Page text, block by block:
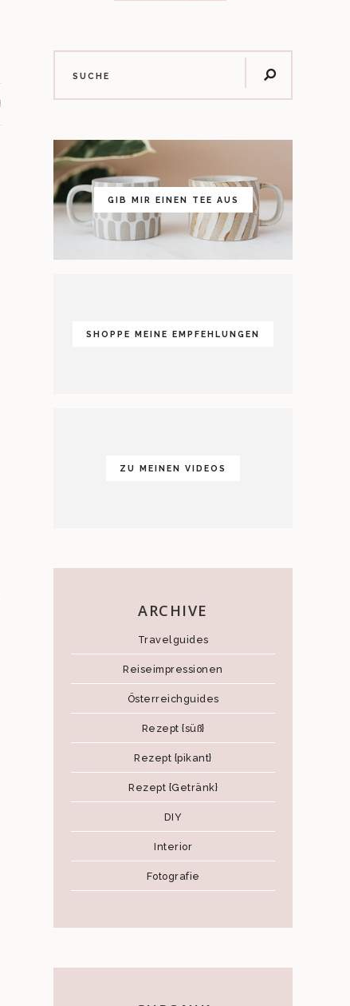
GIB MIR EINEN TEE AUS
SHOPPE MEINE EMPFEHLUNGEN
ZU MEINEN VIDEOS
ARCHIVE
Travelguides
Reiseimpressionen
Österreichguides
Rezept {süß}
Rezept {pikant}
Rezept {Getränk}
DIY
Interior
Fotografie